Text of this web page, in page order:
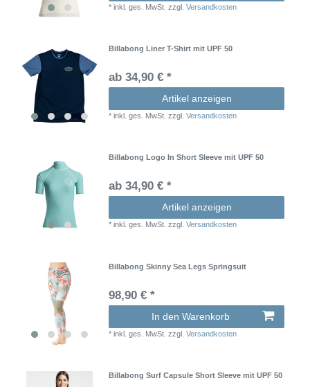
*inkl. ges. MwSt. zzgl.Versandkosten
Billabong Liner T-Shirt mit UPF 50
ab 34,90 € *
Artikel anzeigen
*inkl. ges. MwSt. zzgl.Versandkosten
Billabong Logo In Short Sleeve mit UPF 50
ab 34,90 € *
Artikel anzeigen
*inkl. ges. MwSt. zzgl.Versandkosten
Billabong Skinny Sea Legs Springsuit
98,90 € *
In den Warenkorb
*inkl. ges. MwSt. zzgl.Versandkosten
Billabong Surf Capsule Short Sleeve mit UPF 50